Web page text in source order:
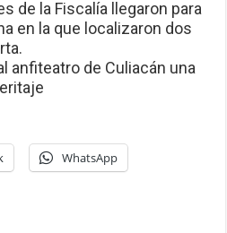
de la Fiscalía llegaron para
en la que localizaron dos
anfiteatro de Culiacán una
WhatsApp